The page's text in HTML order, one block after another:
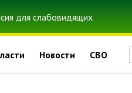
Новости СВО